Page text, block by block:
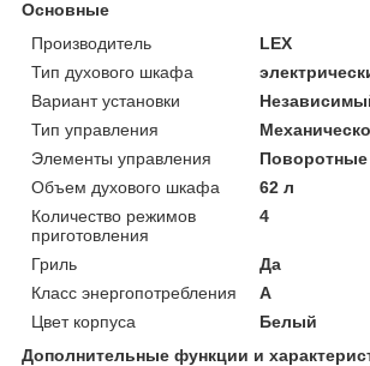
Основные
Производитель
LEX
Тип духового шкафа
Вариант установки
Тип управления
Элементы управления
Поворотные
Объем духового шкафа
62 л
Количество режимов
приготовления
4
Гриль
Да
Класс энергопотребления
A
Цвет корпуса
Белый
Дополнительные функции и